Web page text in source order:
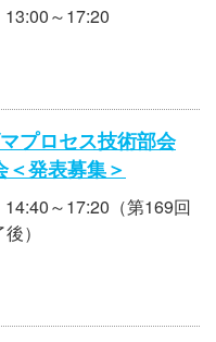
～17:20
プロセス技術部会
＜発表募集＞
～17:20（第169回
）